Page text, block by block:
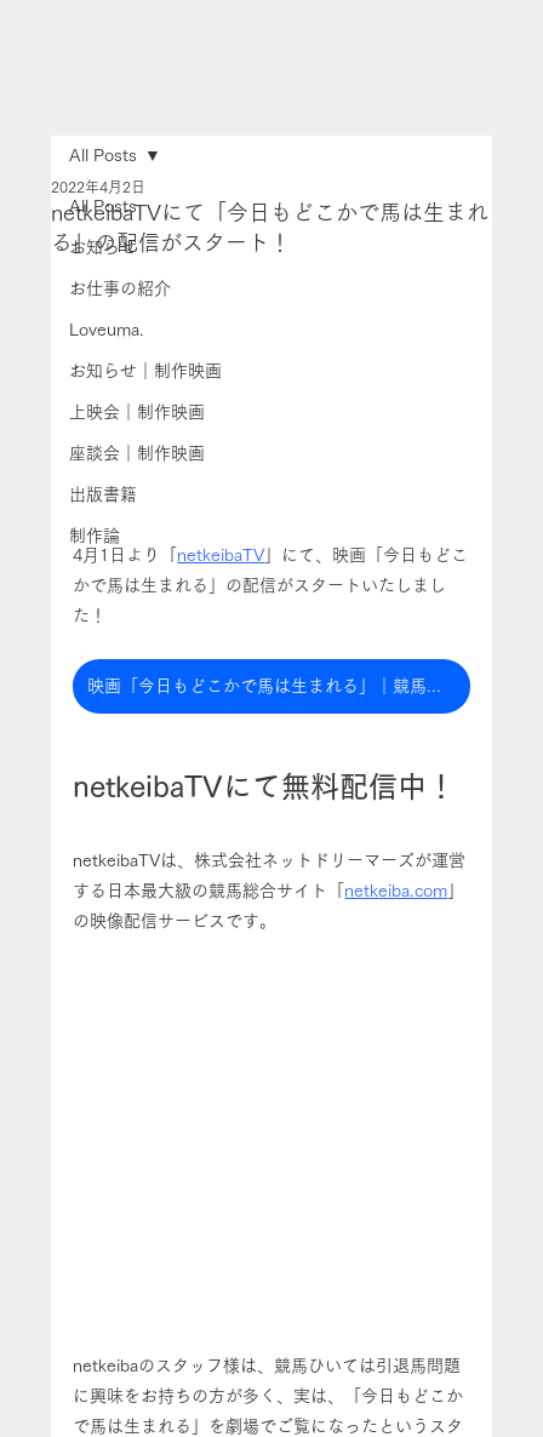
All Posts
お知らせ
お仕事の紹介
Loveuma.
お知らせ｜制作映画
上映会｜制作映画
座談会｜制作映画
出版書籍
制作論
All Posts
netkeibaTVにて「今日もどこかで馬は生まれ
る」の配信がスタート！
2022年4月2日
4月1日より「 netkeibaTV 」にて、映画「今日もどこ
かで馬は生まれる」の配信がスタートいたしまし
た！
映画「今日もどこかで馬は生まれる」｜競馬動画 - netkeiba.com
netkeibaTVにて無料配信中！
netkeibaTVは、株式会社ネットドリーマーズが運営
する日本最大級の競馬総合サイト「 netkeiba.com
の映像配信サービスです。
netkeibaのスタッフ様は、競馬ひいては引退馬問題
に興味をお持ちの方が多く、実は、「今日もどこか
で馬は生まれる」を劇場でご覧になったというスタ